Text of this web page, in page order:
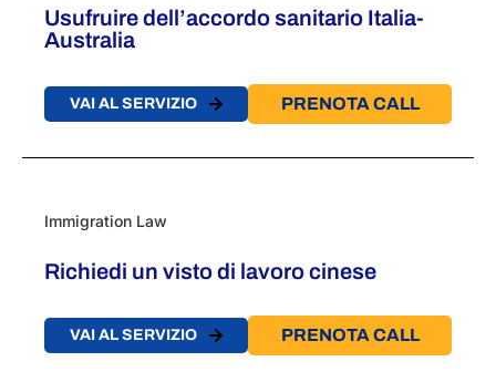
Usufruire dell’accordo sanitario Italia-
Australia
VAI AL SERVIZIO PRENOTA CALL
Immigration Law
Richiedi un visto di lavoro cinese
VAI AL SERVIZIO PRENOTA CALL